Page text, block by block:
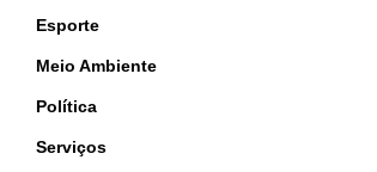
Esporte
Meio Ambiente
Política
Serviços